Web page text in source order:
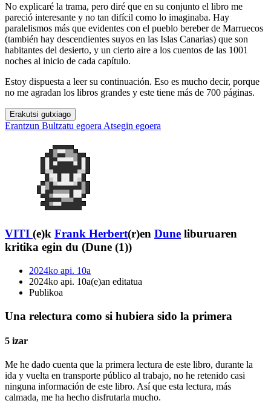
No explicaré la trama, pero diré que en su conjunto el libro me
pareció interesante y no tan difícil como lo imaginaba. Hay
paralelismos más que evidentes con el pueblo bereber de Marruecos
(también hay descendientes suyos en las Islas Canarias) que son
habitantes del desierto, y un cierto aire a los cuentos de las 1001
noches al inicio de cada capítulo.
Estoy dispuesta a leer su continuación. Eso es mucho decir, porque
no me agradan los libros grandes y este tiene más de 700 páginas.
Erakutsi gutxiago
Erantzun Bultzatu egoera Atsegin egoera
VITI (e)k Frank Herbert(r)en Dune liburuaren
kritika egin du (Dune (1))
2024ko api. 10a
2024ko api. 10a(e)an editatua
Publikoa
Una relectura como si hubiera sido la primera
5 izar
Me he dado cuenta que la primera lectura de este libro, durante la
ida y vuelta en transporte público al trabajo, no he retenido casi
ninguna información de este libro. Así que esta lectura, más
calmada, me ha hecho disfrutarla mucho.